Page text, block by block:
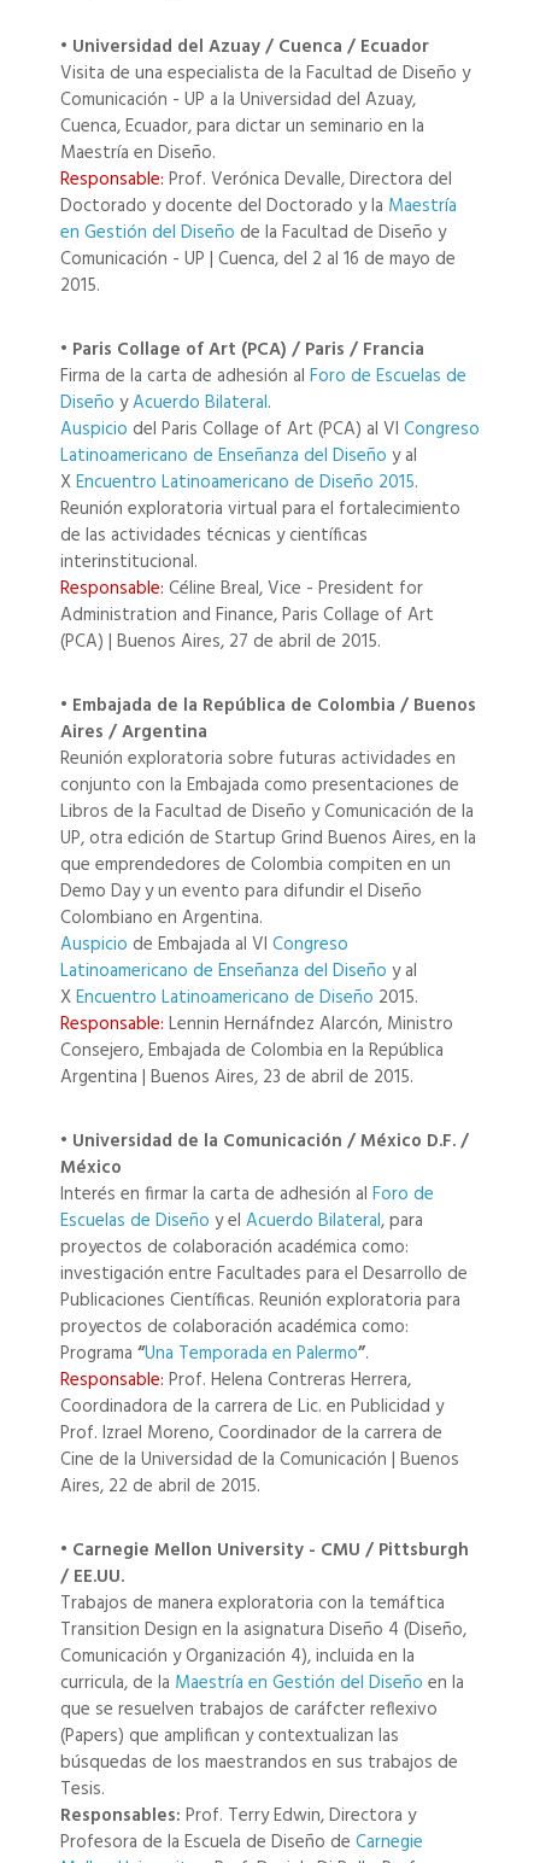
• Universidad del Azuay / Cuenca / Ecuador
Visita de una especialista de la Facultad de Diseño y
Comunicación - UP a la Universidad del Azuay,
Cuenca, Ecuador, para dictar un seminario en la
Maestría en Diseño.
Responsable: Prof. Verónica Devalle, Directora del
Doctorado y docente del Doctorado y la Maestría
en Gestión del Diseño de la Facultad de Diseño y
Comunicación - UP | Cuenca, del 2 al 16 de mayo de
2015.
• Paris Collage of Art (PCA) / Paris / Francia
Firma de la carta de adhesión al Foro de Escuelas de
Diseño yAcuerdo Bilateral.
Auspicio del Paris Collage of Art (PCA) al VI Congreso
Latinoamericano de Enseñanza del Diseño y al
XEncuentro Latinoamericano de Diseño 2015.
Reunión exploratoria virtual para el fortalecimiento
de las actividades técnicas y científicas
interinstitucional.
Responsable: Céline Breal, Vice - President for
Administration and Finance, Paris Collage of Art
(PCA) | Buenos Aires, 27 de abril de 2015.
• Embajada de la República de Colombia / Buenos
Aires / Argentina
Reunión exploratoria sobre futuras actividades en
conjunto con la Embajada como presentaciones de
Libros de la Facultad de Diseño y Comunicación de la
UP, otra edición de Startup Grind Buenos Aires, en la
que emprendedores de Colombia compiten en un
Demo Day y un evento para difundir el Diseño
Colombiano en Argentina.
Auspicio de Embajada al VI Congreso
Latinoamericano de Enseñanza del Diseño y al
XEncuentro Latinoamericano de Diseño 2015.
Responsable: Lennin Hernáfndez Alarcón, Ministro
Consejero, Embajada de Colombia en la República
Argentina | Buenos Aires, 23 de abril de 2015.
• Universidad de la Comunicación / México D.F. /
México
Interés en firmar la carta de adhesión al Foro de
Escuelas de Diseño y el Acuerdo Bilateral, para
proyectos de colaboración académica como:
investigación entre Facultades para el Desarrollo de
Publicaciones Científicas. Reunión exploratoria para
proyectos de colaboración académica como:
Programa “Una Temporada en Palermo”.
Responsable: Prof. Helena Contreras Herrera,
Coordinadora de la carrera de Lic. en Publicidad y
Prof. Izrael Moreno, Coordinador de la carrera de
Cine de la Universidad de la Comunicación | Buenos
Aires, 22 de abril de 2015.
• Carnegie Mellon University - CMU / Pittsburgh
/ EE.UU.
Trabajos de manera exploratoria con la temáftica
Transition Design en la asignatura Diseño 4 (Diseño,
Comunicación y Organización 4), incluida en la
curricula, de la Maestría en Gestión del Diseño en la
que se resuelven trabajos de caráfcter reflexivo
(Papers) que amplifican y contextualizan las
búsquedas de los maestrandos en sus trabajos de
Tesis.
Responsables: Prof. Terry Edwin, Directora y
Profesora de la Escuela de Diseño de Carnegie